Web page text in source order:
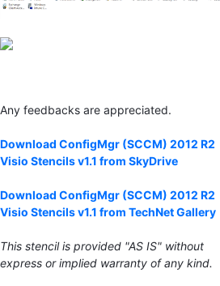
Any feedbacks are appreciated.
Download ConfigMgr (SCCM) 2012 R2
Visio Stencils v1.1 from SkyDrive
Download ConfigMgr (SCCM) 2012 R2
Visio Stencils v1.1 from TechNet Gallery
This stencil is provided "AS IS" without
express or implied warranty of any kind.